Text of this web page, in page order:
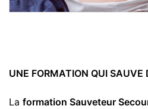
UNE FORMATION QUI SAUVE
La formation Sauveteur